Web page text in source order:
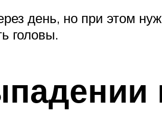
день, но при этом
головы.